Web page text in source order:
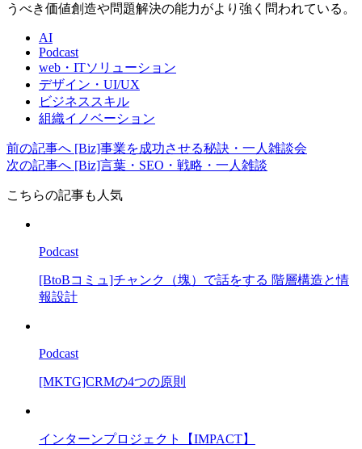
うべき価値創造や問題解決の能力がより強く問われている。
AI
Podcast
web・ITソリューション
デザイン・UI/UX
ビジネススキル
組織イノベーション
前の記事へ [Biz]事業を成功させる秘訣・一人雑談会
次の記事へ [Biz]言葉・SEO・戦略・一人雑談
こちらの記事も人気
Podcast
[BtoBコミュ]チャンク（塊）で話をする 階層構造と情
報設計
Podcast
[MKTG]CRMの4つの原則
インターンプロジェクト【IMPACT】